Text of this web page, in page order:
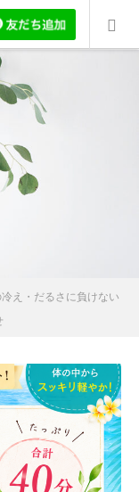
冷え・だるさに負けない